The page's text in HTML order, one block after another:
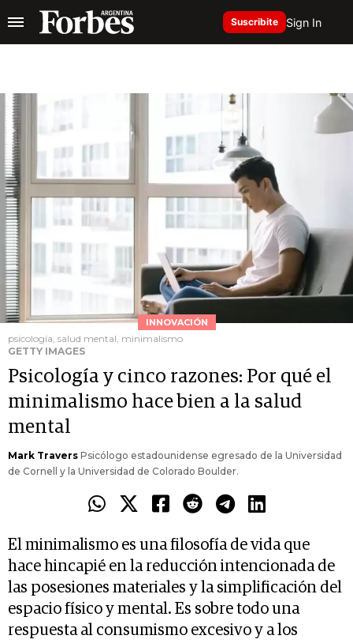
Suscribite Sign In
INNOVACIÓN
psicología, salud mental, minimalismo
GETTY IMAGES
Psicología y cinco razones: Por qué el
minimalismo hace bien a la salud
mental
Mark Travers Psicólogo estadounidense egresado de la Universidad
de Cornell y la Universidad de Colorado Boulder.
El minimalismo es una filosofía de vida que
hace hincapié en la reducción intencionada de
las posesiones materiales y la simplificación del
espacio físico y mental. Es sobre todo una
respuesta al consumismo excesivo y a los